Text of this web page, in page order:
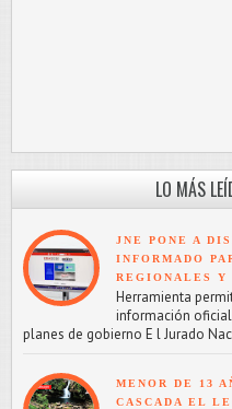
LO MÁS
JNE PONE A
INFORMADO
REGIONALES Y
Herramienta
información
planes de gobierno E l Jurado
MENOR DE 13
CASCADA EL